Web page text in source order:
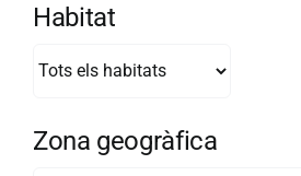
Habitat
Zona geogràfica